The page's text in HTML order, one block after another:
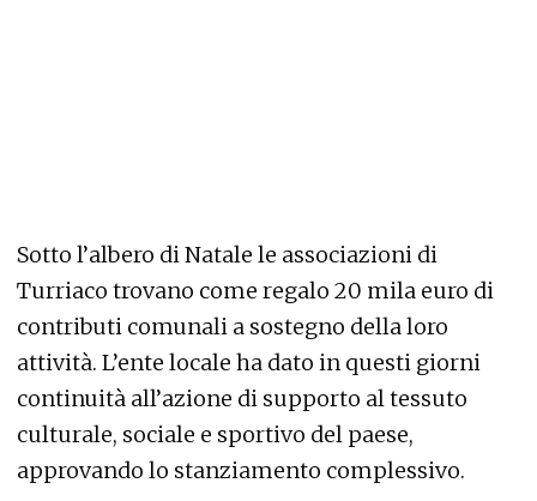
Sotto l’albero di Natale le associazioni di
Turriaco trovano come regalo 20 mila euro di
contributi comunali a sostegno della loro
attività. L’ente locale ha dato in questi giorni
continuità all’azione di supporto al tessuto
culturale, sociale e sportivo del paese,
approvando lo stanziamento complessivo.